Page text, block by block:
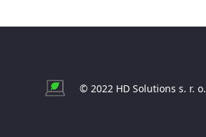
© 2022 HD Solutions s. r. o.